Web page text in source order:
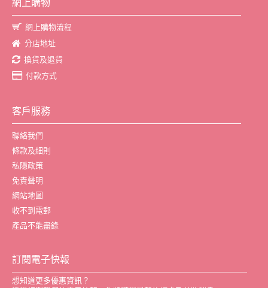
網上購物
網上購物流程
分店地址
換貨及退貨
付款方式
客戶服務
聯絡我們
條款及細則
私隱政策
免責聲明
網站地圖
收不到電郵
產品不能盡錄
訂閱電子快報
想知道更多優惠資訊？